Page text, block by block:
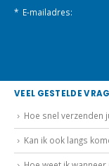
* E-mailadres:
VEEL GESTELDE
Hoe snel verzenden
Kan ik ook langs